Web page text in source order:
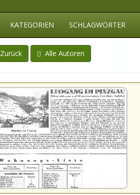
KATEGORIEN SCHLAGWÖRTER
Zurück Alle Autoren